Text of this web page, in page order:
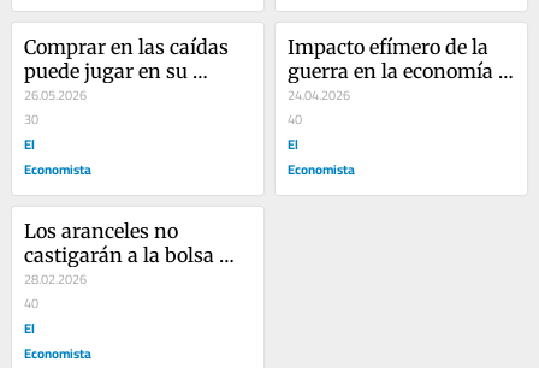
Comprar en las caídas
puede jugar en su
contra
26.05.2026
30
El
Economista
Impacto efímero de la
guerra en la economía y
las bolsas
24.04.2026
40
El
Economista
Los aranceles no
castigarán a la bolsa
española en 2026
28.02.2026
40
El
Economista